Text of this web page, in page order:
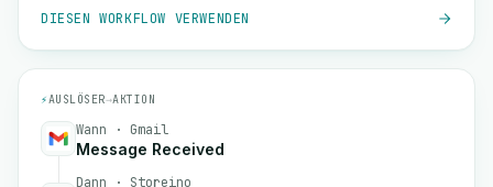
DIESEN WORKFLOW VERWENDEN
⚡AUSLÖSER→AKTION
Wann · Gmail
Message Received
Dann · Storeino